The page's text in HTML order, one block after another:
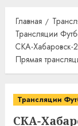
Главная
Трансляции
СКА-
Прямая
Трансляции
СКА-